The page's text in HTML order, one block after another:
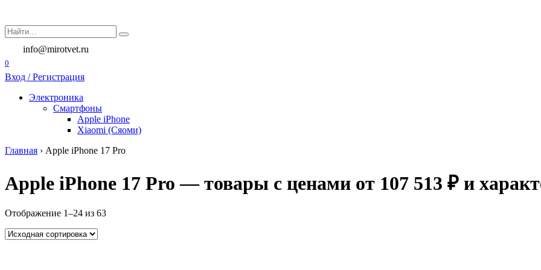
содержанию
Search
for:
info@mirotvet.ru
0
Вход / Регистрация
Электроника
Смартфоны
Apple iPhone
Xiaomi (Сяоми)
Главная › Apple iPhone 17 Pro
Apple iPhone 17 Pro — товары с ценами от 107 513 ₽ и
Отображение 1–24 из 63